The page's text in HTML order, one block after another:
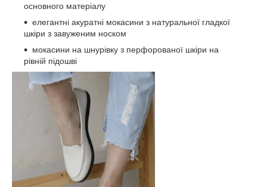
основного матеріалу
елегантні акуратні мокасини з натуральної гладкої
шкіри з завуженим носком
мокасини на шнурівку з перфорованої шкіри на
рівній підошві